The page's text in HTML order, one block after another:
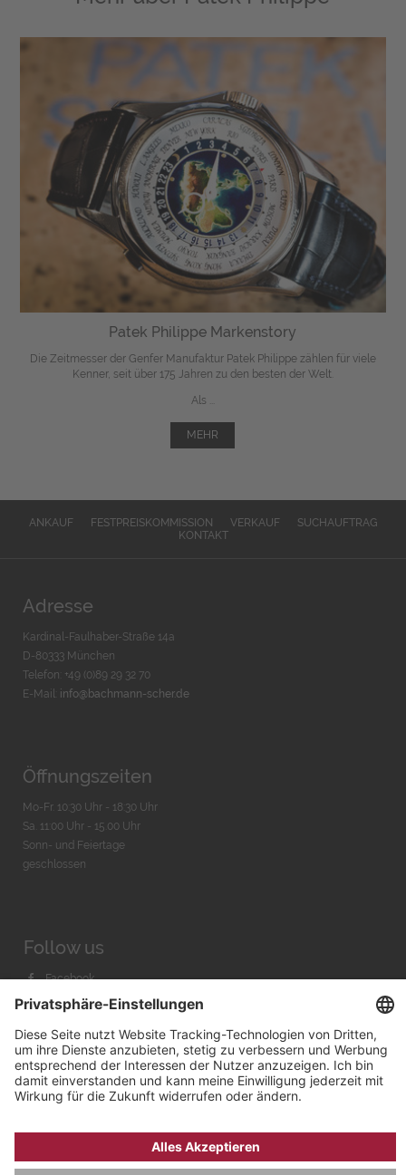
Patek Philippe Markenstory
Die Zeitmesser der Genfer Manufaktur Patek Philippe zählen für viele
Kenner, seit über 175 Jahren zu den besten der Welt.
Als ...
MEHR
ANKAUF FESTPREISKOMMISSION VERKAUF
SUCHAUFTRAG
KONTAKT
Adresse
Kardinal-Faulhaber-Straße 14a
D-80333 München
Telefon: +49 (0)89 29 32 70
E-Mail: info@bachmann-scher.de
Öffnungszeiten
Mo-Fr. 10:30 Uhr - 18:30 Uhr
Sa. 11:00 Uhr - 15.00 Uhr
Sonn- und Feiertage
geschlossen
Follow us
Facebook
Instagram
Youtube
Bachmann & Scher GmbH / Watchandco GmbH